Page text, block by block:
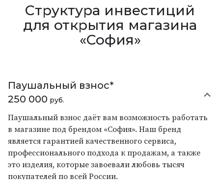
Структура инвестиций
для открытия магазина
«София»
Паушальный взнос*
250 000 руб.
Паушальный взнос даёт вам возможность работать
в магазине под брендом «София». Наш бренд
является гарантией качественного сервиса,
профессионального подхода к продажам, а также
это изделия, которые завоевали любовь тысяч
покупателей по всей России.